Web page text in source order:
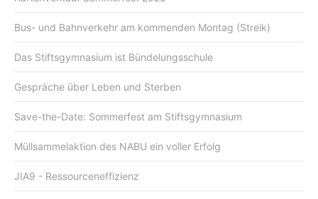
Bus- und Bahnverkehr am kommenden Montag (Streik)
Das Stiftsgymnasium ist Bündelungsschule
Gespräche über Leben und Sterben
Save-the-Date: Sommerfest am Stiftsgymnasium
Müllsammelaktion des NABU ein voller Erfolg
JIA9 - Ressourceneffizienz